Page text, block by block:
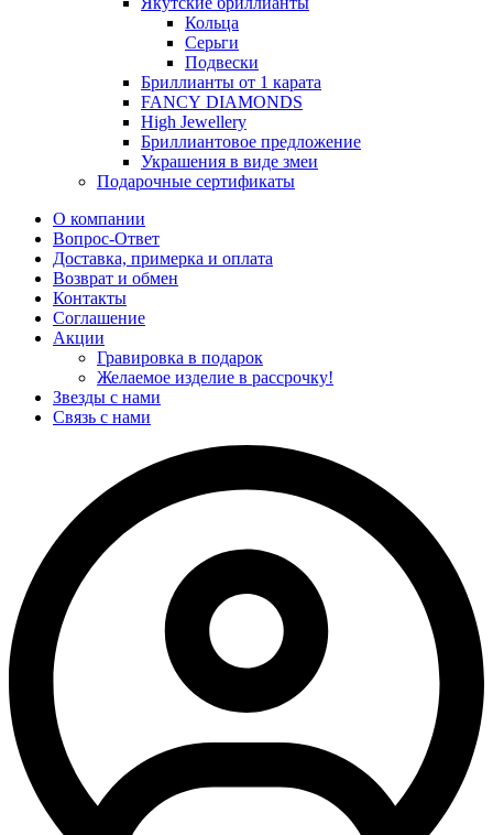
Кольца
Серьги
Подвески
Бриллианты от 1 карата
FANCY DIAMONDS
High Jewellery
Бриллиантовое предложение
Украшения в виде змеи
Подарочные сертификаты
О компании
Вопрос-Ответ
Доставка, примерка и оплата
Возврат и обмен
Контакты
Соглашение
Акции
Гравировка в подарок
Желаемое изделие в рассрочку!
Звезды с нами
Связь с нами